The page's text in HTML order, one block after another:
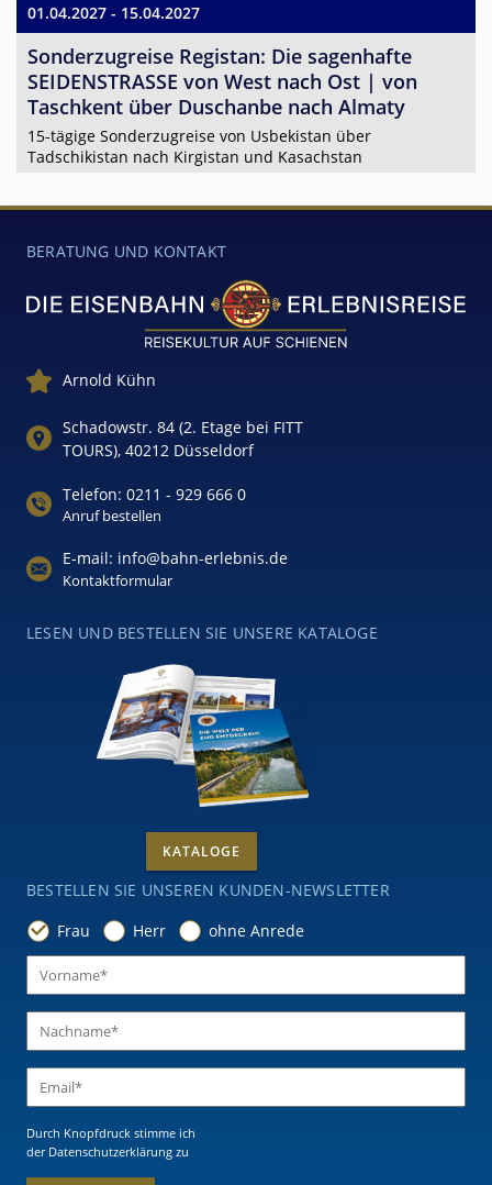
01.04.2027 - 15.04.2027
Sonderzugreise Registan: Die sagenhafte
SEIDENSTRASSE von West nach Ost | von
Taschkent über Duschanbe nach Almaty
15-tägige Sonderzugreise von Usbekistan über
Tadschikistan nach Kirgistan und Kasachstan
BERATUNG UND KONTAKT
Arnold Kühn
Schadowstr. 84 (2. Etage bei FITT
TOURS), 40212 Düsseldorf
Telefon: 0211 - 929 666 0
Anruf bestellen
E-mail: info@bahn-erlebnis.de
Kontaktformular
LESEN UND BESTELLEN SIE UNSERE KATALOGE
KATALOGE
BESTELLEN SIE UNSEREN KUNDEN-NEWSLETTER
Frau
Herr ohne Anrede
Durch Knopfdruck stimme ich
der Datenschutzerklärung zu